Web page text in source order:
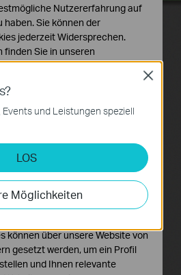
Telefonzentrale
des Archer
und Leistungen speziell
LOS
Möglichkeiten
Close
Nutzererfahrung auf
haben. Sie können der
jederzeit Widersprechen.
Sie in unseren
.
in Ihren Systemen nicht
Cookies
es uns, Ihre Aktivitäten
analysieren, um die
Website zu verbessern und
können über unsere Website von
gesetzt werden, um ein Profil
und Ihnen relevante